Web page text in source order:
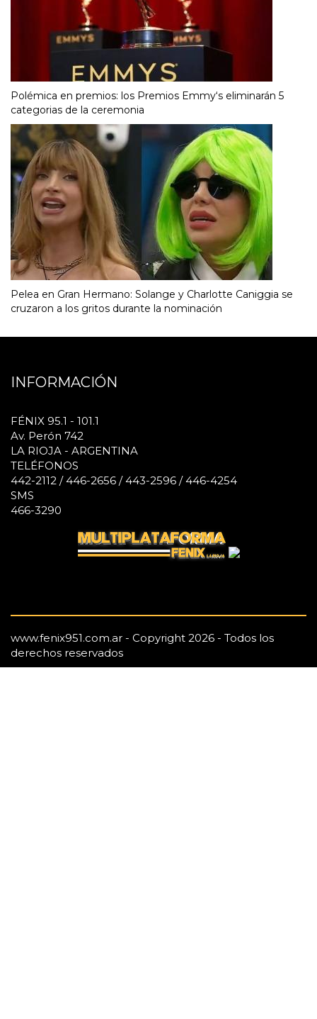
Polémica en premios: los Premios Emmy‘s eliminarán 5
categorias de la ceremonia
Pelea en Gran Hermano: Solange y Charlotte Caniggia se
cruzaron a los gritos durante la nominación
INFORMACIÓN
FÉNIX 95.1 - 101.1
Av. Perón 742
LA RIOJA - ARGENTINA
TELÉFONOS
442-2112 / 446-2656 / 443-2596 / 446-4254
SMS
466-3290
www.fenix951.com.ar - Copyright 2026 - Todos los
derechos reservados